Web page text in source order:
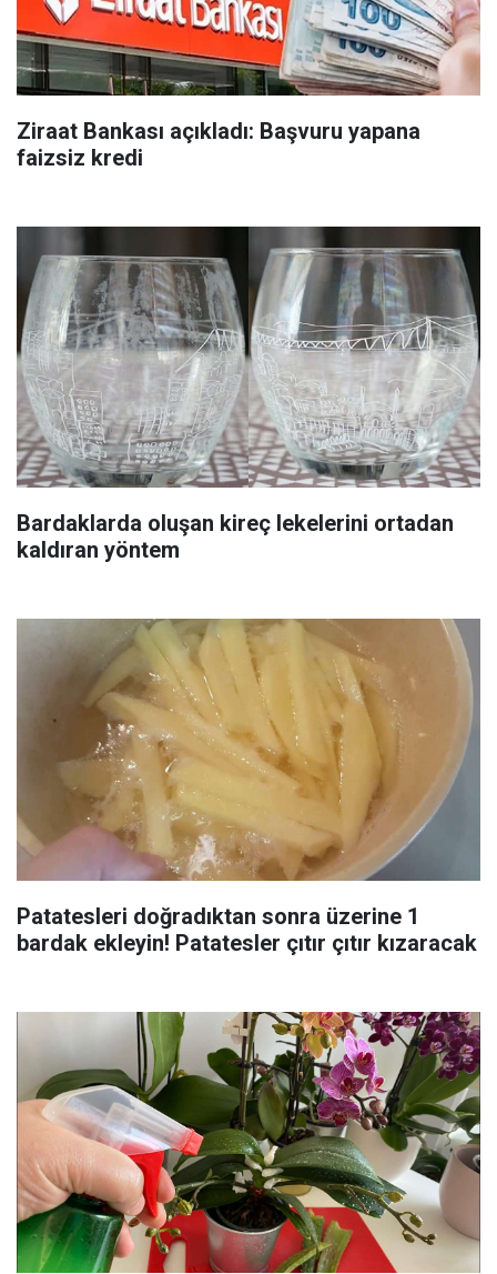
Ziraat Bankası açıkladı: Başvuru yapana
faizsiz kredi
Bardaklarda oluşan kireç lekelerini ortadan
kaldıran yöntem
Patatesleri doğradıktan sonra üzerine 1
bardak ekleyin! Patatesler çıtır çıtır kızaracak